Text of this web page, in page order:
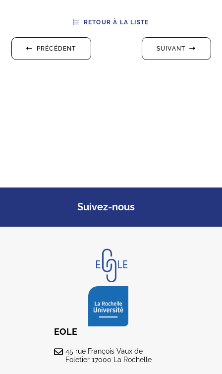
PRÉCÉDENT
RETOUR À LA LISTE
SUIVANT
Suivez-nous
EOLE
45 rue François Vaux de
Foletier 17000 La Rochelle